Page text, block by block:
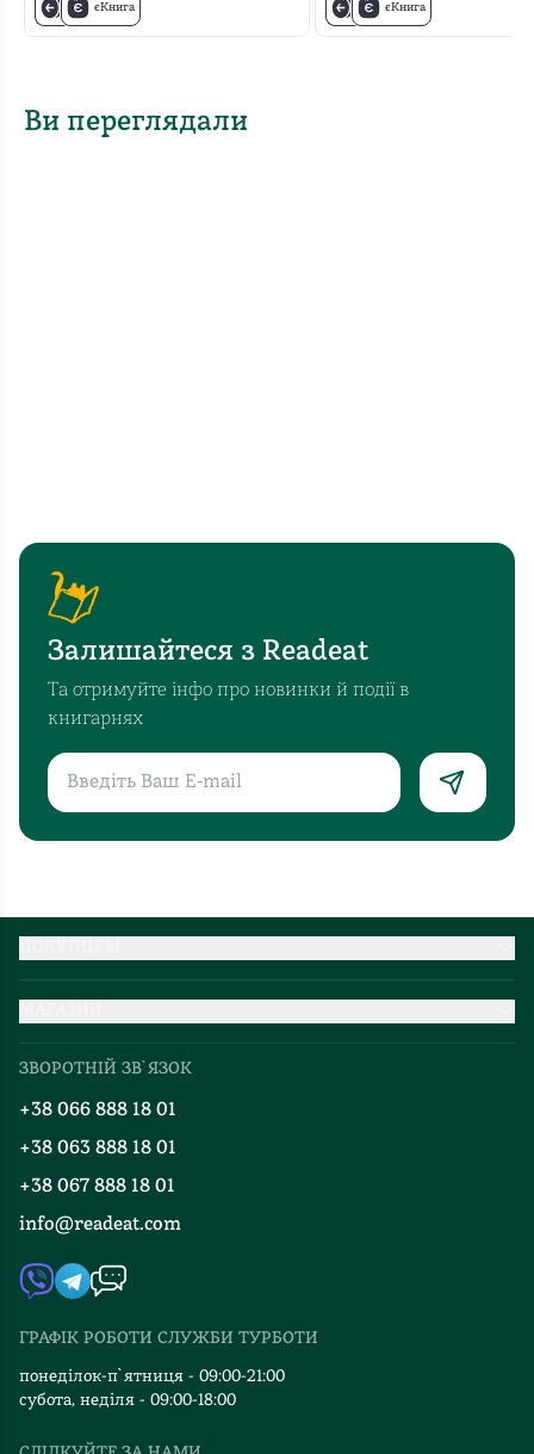
єКнига єКнига
Ви переглядали
Залишайтеся з Readeat
Та отримуйте інфо про новинки й події в
книгарнях
Добірки
Блог
Події
Книгарні
Контакти
Автори
Видавництва
Відгуки та оцінка RDT
ЗВОРОТНІЙ ЗВ`ЯЗОК
+38 066 888 18 01
+38 063 888 18 01
+38 067 888 18 01
info@readeat.com
ГРАФІК РОБОТИ СЛУЖБИ ТУРБОТИ
понеділок-п`ятниця - 09:00-21:00
субота, неділя - 09:00-18:00